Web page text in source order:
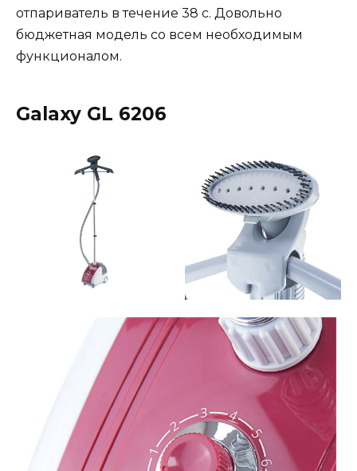
отпариватель в течение 38 с. Довольно
бюджетная модель со всем необходимым
функционалом.
Galaxy GL 6206